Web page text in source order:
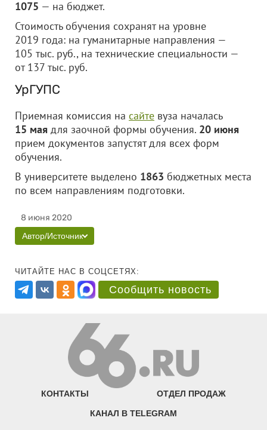
1075 — на бюджет.
Стоимость обучения сохранят на уровне
2019 года: на гуманитарные направления —
105 тыс. руб., на технические специальности —
от 137 тыс. руб.
УрГУПС
Приемная комиссия на сайте вуза началась
15 мая для заочной формы обучения. 20 июня
прием документов запустят для всех форм
обучения.
В университете выделено 1863 бюджетных места
по всем направлениям подготовки.
8 июня 2020
Автор/Источник
ЧИТАЙТЕ НАС В СОЦСЕТЯХ:
Сообщить новость
КОНТАКТЫ ОТДЕЛ ПРОДАЖ
КАНАЛ В TELEGRAM